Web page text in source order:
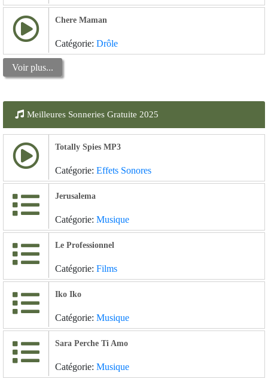
Chere Maman
Catégorie: Drôle
Voir plus...
Meilleures Sonneries Gratuite 2025
Totally Spies MP3
Catégorie: Effets Sonores
Jerusalema
Catégorie: Musique
Le Professionnel
Catégorie: Films
Iko Iko
Catégorie: Musique
Sara Perche Ti Amo
Catégorie: Musique